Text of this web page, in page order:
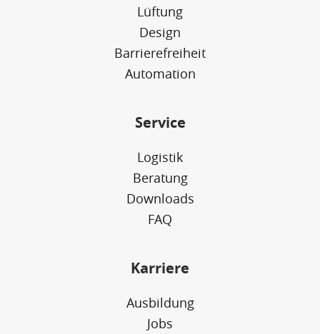
Lüftung
Design
Barrierefreiheit
Automation
Service
Logistik
Beratung
Downloads
FAQ
Karriere
Ausbildung
Jobs